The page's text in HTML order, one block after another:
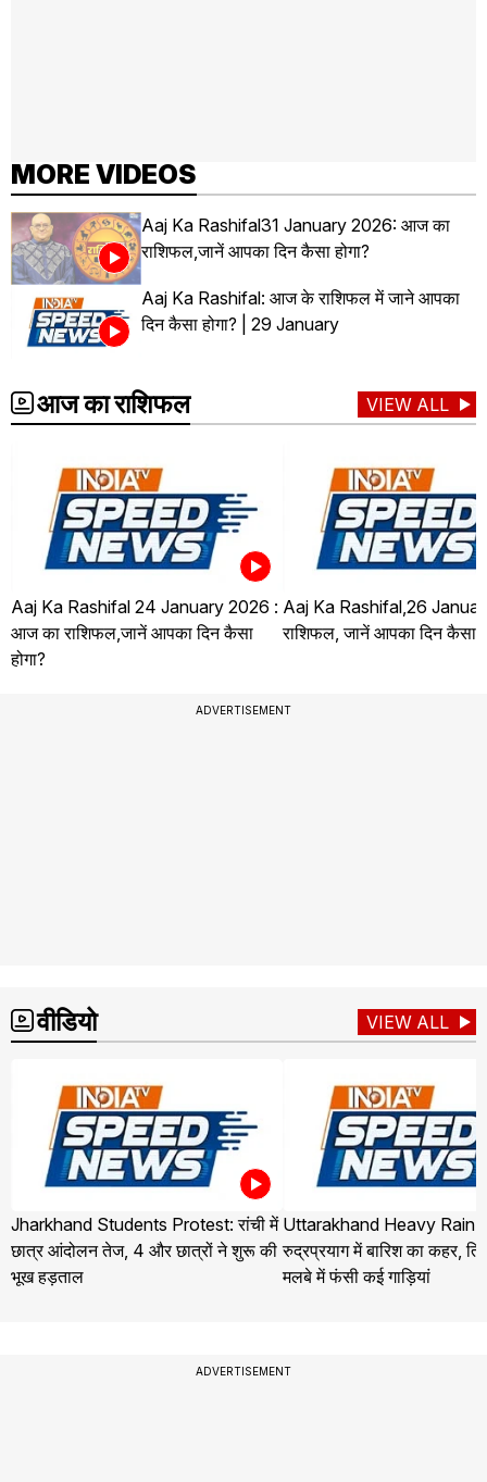
MORE VIDEOS
Aaj Ka Rashifal31 January 2026: आज का
राशिफल,जानें आपका दिन कैसा होगा?
Aaj Ka Rashifal: आज के राशिफल में जाने आपका
दिन कैसा होगा? | 29 January
आज का राशिफल VIEW ALL
Aaj Ka Rashifal 24 January 2026 :
आज का राशिफल,जानें आपका दिन कैसा
होगा?
Aaj Ka Rashifal,26
राशिफल, जानें आपका दिन कैसा
ADVERTISEMENT
वीडियो VIEW ALL
Jharkhand Students Protest: रांची में
छात्र आंदोलन तेज, 4 और छात्रों ने शुरू की
भूख हड़ताल
Uttarakhand Heavy Rain
रुद्रप्रयाग में बारिश का कहर,
मलबे में फंसी कई गाड़ियां
ADVERTISEMENT